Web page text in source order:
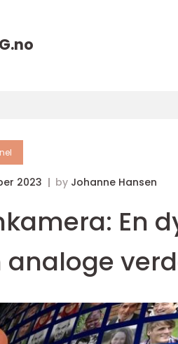
no
2023 by Johanne Hansen
En
analoge